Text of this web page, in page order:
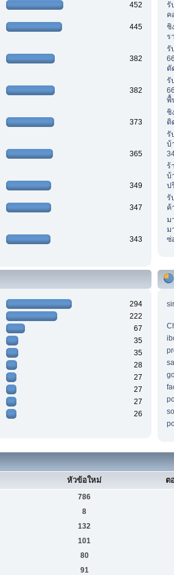
452
445
382
382
373
365
349
347
343
รั
ค
ชิ
ร
รั
ตั
รั
พื้
ชิ
ติ
รั
บ้
ร้
บ้
ป
รั
ค้
ม
ม
ซ่
294
222
67
35
35
28
27
27
27
26
หัวข้อใหม่ ต
786
8
132
101
80
91